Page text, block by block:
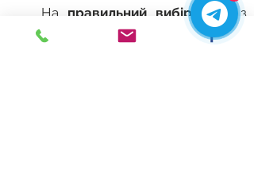
На правильний вибір очокз
оправою із металу впливає відразу
кілька факторів.